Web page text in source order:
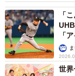
「
「
か」
世